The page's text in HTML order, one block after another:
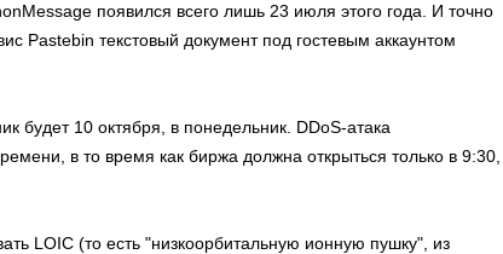
появился всего лишь 23 июля этого года. И точно
Pastebin текстовый документ под гостевым аккаунтом
будет 10 октября, в понедельник. DDoS-атака
в то время как биржа должна открыться только в 9:30,
LOIC (то есть "низкоорбитальную ионную пушку", из